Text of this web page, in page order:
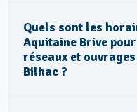
Quels sont les
Aquitaine Brive
réseaux et
Bilhac ?